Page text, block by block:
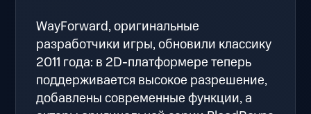
WayForward, оригинальные
разработчики игры, обновили классику
2011 года: в 2D-платформере теперь
поддерживается высокое разрешение,
добавлены современные функции, а